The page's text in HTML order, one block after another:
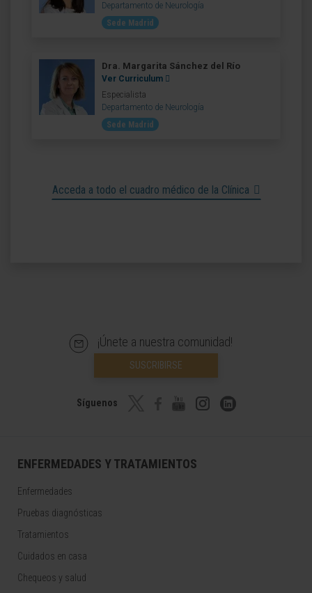
Departamento de Neurología
Sede Madrid
Dra. Margarita Sánchez del Río
Ver Curriculum
Especialista
Departamento de Neurología
Sede Madrid
Acceda a todo el cuadro médico de la Clínica
¡Únete a nuestra comunidad!
SUSCRIBIRSE
Síguenos
ENFERMEDADES Y TRATAMIENTOS
Enfermedades
Pruebas diagnósticas
Tratamientos
Cuidados en casa
Chequeos y salud